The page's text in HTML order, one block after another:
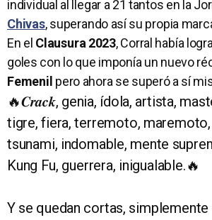
individual al llegar a 21 tantos en la
Chivas, superando así su propia
En el Clausura 2023, Corral había
goles con lo que imponía un nuevo
Femenil pero ahora se superó a sí
🔥𝑪𝒓𝒂𝒄𝒌, genia, ídola, artista,
tigre, fiera, terremoto,
tsunami, indomable, mente
Kung Fu, guerrera, inigualable.🔥
Y se quedan cortas, simplemente